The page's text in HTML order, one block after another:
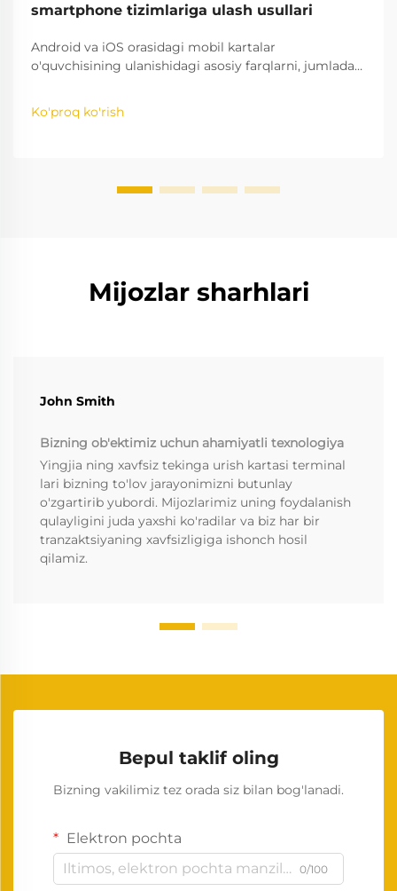
smartphone tizimlariga ulash usullari
Android va iOS orasidagi mobil kartalar
o'quvchisining ulanishidagi asosiy farqlarni, jumladan,
bo'yicha eng yaxshi amaliyotlarni o'rganing.
Platformalar bo'ylab to'lovlarni uzluksiz amalga
Ko'proq ko'rish
Mijozlar sharhlari
John Smith
Bizning ob'ektimiz uchun ahamiyatli texnologiya
Yingjia ning xavfsiz tekinga urish kartasi terminal
lari bizning to'lov jarayonimizni butunlay
o'zgartirib yubordi. Mijozlarimiz uning foydalanish
qulayligini juda yaxshi ko'radilar va biz har bir
tranzaktsiyaning xavfsizligiga ishonch hosil
qilamiz.
Bepul taklif oling
Bizning vakilimiz tez orada siz bilan bog'lanadi.
Elektron pochta
0/100